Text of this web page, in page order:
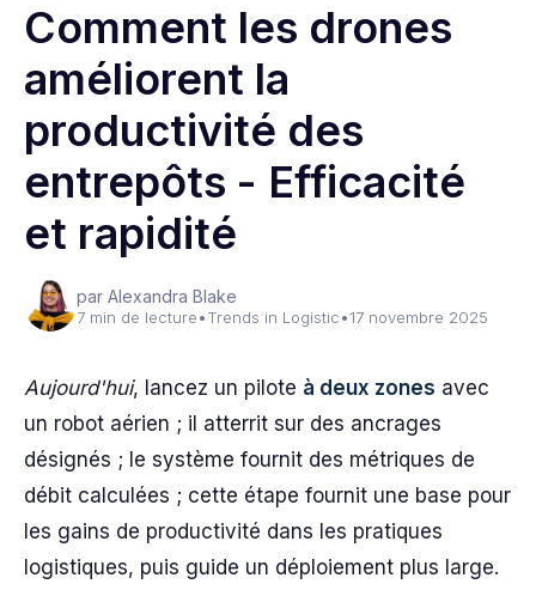
Comment les drones
améliorent la
productivité des
entrepôts - Efficacité
et rapidité
par Alexandra Blake
7 min de lecture•Trends in Logistic•17 novembre 2025
Aujourd'hui, lancez un pilote à deux zones avec
un robot aérien ; il atterrit sur des ancrages
désignés ; le système fournit des métriques de
débit calculées ; cette étape fournit une base pour
les gains de productivité dans les pratiques
logistiques, puis guide un déploiement plus large.